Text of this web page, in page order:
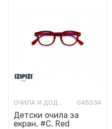
ОЧИЛА И ДОДАТОЦИ 048534
Детски очила за
екран, #C, Red